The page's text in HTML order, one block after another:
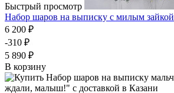
Быстрый просмотр
Набор шаров на выписку с милым зайкой
6 200 ₽
-310 ₽
5 890 ₽
В корзину